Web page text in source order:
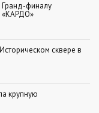
Гранд-финалу
«КАРДО»
сквере в
крупную